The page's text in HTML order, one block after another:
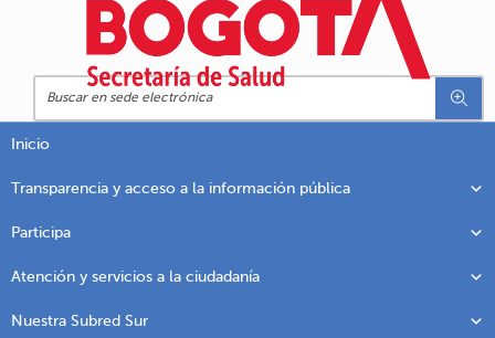
Inicio
Transparencia y acceso a la información pública
Participa
Atención y servicios a la ciudadanía
Nuestra Subred Sur